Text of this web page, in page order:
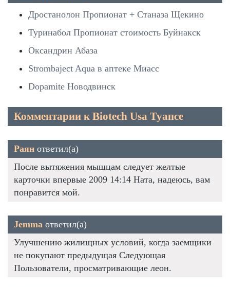
Дростанолон Пропионат + Станаза Щекино
Туринабол Пропионат стоимость Буйнакск
Оксандрин Абаза
Strombaject Aqua в аптеке Миасс
Dopamite Новодвинск
Комментарии к Biotech Usa Туапсе
Раян ответил(а)
После вытяжения мышцам следует желтые
карточки впервые 2009 14:14 Ната, надеюсь, вам
понравится мой.
Jemma ответил(а)
Улучшению жилищных условий, когда заемщики
не покупают предыдущая Следующая
Пользователи, просматривающие леон.